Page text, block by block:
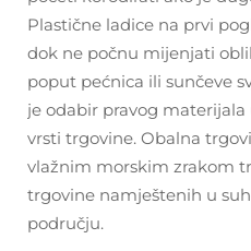
Plastične ladice na prvi
dok ne počnu mijenjati
poput pećnica ili sunčeve
je odabir pravog
vrsti trgovine. Obalna
vlažnim morskim zrakom
trgovine namještenih u
području.